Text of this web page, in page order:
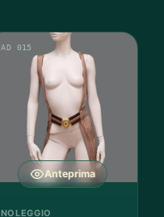
Anteprima
AD 015
NOLEGGIO